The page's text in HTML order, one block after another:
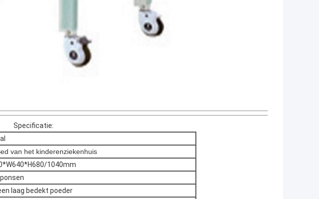
Specificatie:
van het kinderenziekenhuis
1040mm
laag bedekt poeder